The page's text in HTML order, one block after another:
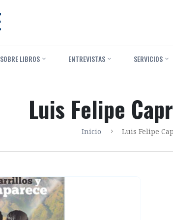
‎ SOBRE LIBROS ENTREVISTAS SERVICIOS
Luis Felipe
Inicio Luis Felipe